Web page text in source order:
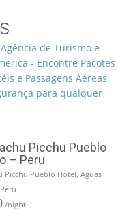
Picchu Pueblo
– Peru
Picchu Pueblo Hotel, Aguas
/night